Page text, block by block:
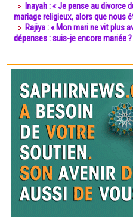
Inayah : « Je pense au divorce
mariage religieux, alors que nous
Rajiya : « Mon mari ne vit plus
dépenses : suis-je encore mariée ?